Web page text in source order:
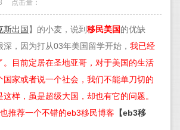
点击量：
斯出国 】的小麦，说到 移民美国的优缺
，因为打从03年美国留学开始， 我已经
。目前定居在圣地亚哥，对于美国的生活
国家或者说一个社会，我们不能单刀切的
样，虽是超级大国，却也有它的问题。
推荐一个不错的eb3移民博客 【eb3移